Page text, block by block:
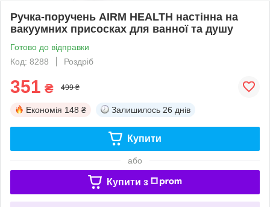
Ручка-поручень AIRM HEALTH настінна на
вакуумних присосках для ванної та душу
Готово до відправки
Код: 8288
Роздріб
351 ₴ 499 ₴
Економія 148 ₴ Залишилось 26 днів
Купити
або
Купити з